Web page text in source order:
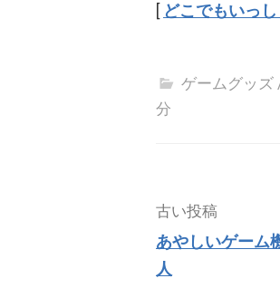
[ どこでもいっ
ゲームグッズ
分
投
稿
ナ
ビ
古い投稿
あやしいゲーム
人